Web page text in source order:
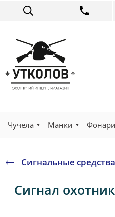
Чучела Манки Фонари
Сигнальные средства
Сигнал